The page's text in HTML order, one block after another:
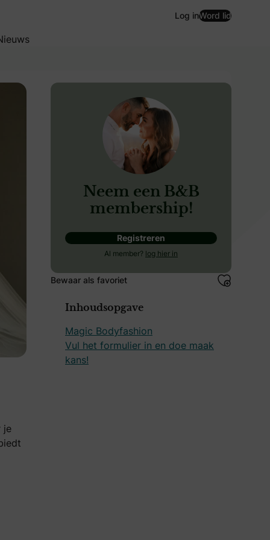
Log inWord lid
basis. Of je nu gaat voor een gedurfde open
je
Neem een B&B
membership!
Registreren
Al member? log hier in
Bewaar als favoriet
Inhoudsopgave
Magic Bodyfashion
Vul het formulier in en doe maak
kans!